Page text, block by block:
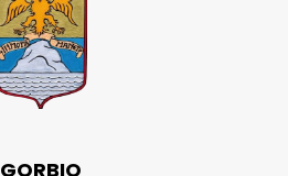
GORBIO